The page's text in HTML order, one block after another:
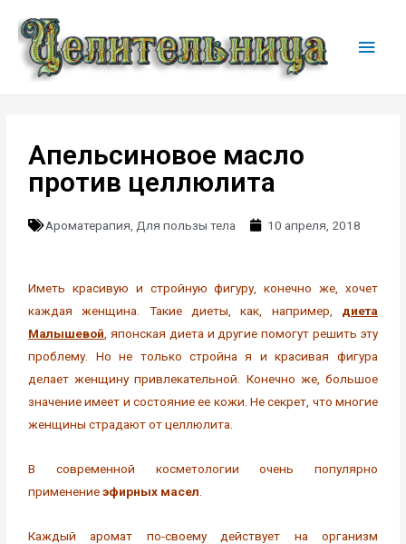
Апельсиновое масло
против целлюлита
Ароматерапия Для пользы тела 10 апреля, 2018
Иметь красивую и стройную фигуру, конечно же, хочет
каждая женщина. Такие диеты, как, например, диета
Малышевой , японская диета и другие помогут решить эту
проблему. Но не только стройна я и красивая фигура
делает женщину привлекательной. Конечно же, большое
значение имеет и состояние ее кожи. Не секрет, что многие
женщины страдают от целлюлита.
В современной косметологии очень популярно
применениеэфирных масел
Каждый аромат по-своему действует на организм